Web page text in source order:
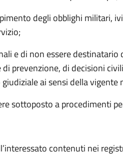
degli obblighi militari,
e di non essere
prevenzione, di decisioni
ai sensi della vigente
sottoposto a procedimenti
contenuti nei